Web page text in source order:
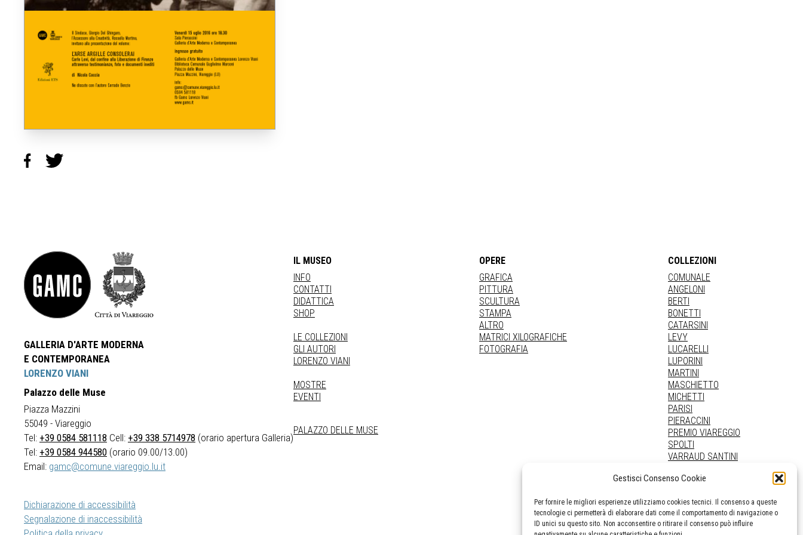
Gestisci Consenso Cookie
Per fornire le migliori esperienze utilizziamo cookies tecnici. Il consenso a queste
tecnologie ci permetterà di elaborare dati come il comportamento di navigazione o
ID unici su questo sito. Non acconsentire o ritirare il consenso può influire
GALLERIA D'ARTE MODERNA
E CONTEMPORANEA
LORENZO VIANI
Palazzo delle Muse
Piazza Mazzini
55049 - Viareggio
Tel: +39 0584 581118 Cell: +39 338 5714978 (orario apertura Galleria)
Tel: +39 0584 944580 (orario 09.00/13.00)
Email: gamc@comune.viareggio.lu.it
Dichiarazione di accessibilità
Segnalazione di inaccessibilità
IL MUSEO
INFO
CONTATTI
DIDATTICA
SHOP
LE COLLEZIONI
GLI AUTORI
LORENZO VIANI
MOSTRE
EVENTI
PALAZZO DELLE MUSE
OPERE
GRAFICA
PITTURA
SCULTURA
STAMPA
ALTRO
MATRICI XILOGRAFICHE
FOTOGRAFIA
COLLEZIONI
COMUNALE
ANGELONI
BERTI
BONETTI
CATARSINI
LEVY
LUCARELLI
LUPORINI
MARTINI
MASCHIETTO
MICHETTI
PARISI
PIERACCINI
PREMIO VIAREGGIO
SPOLTI
VARRAUD SANTINI